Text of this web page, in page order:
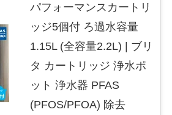
パフォーマンスカートリ
ッジ5個付 ろ過水容量
1.15L (全容量2.2L) | ブリ
タ カートリッジ 浄水ポ
ット 浄水器 PFAS
(PFOS/PFOA) 除去